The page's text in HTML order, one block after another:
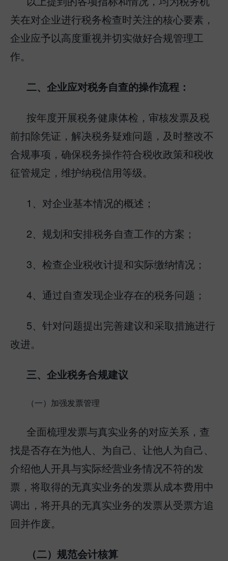
关在对企业进行税务检查时关注的核心要素，
企业应予以高度重视并切实做好合规管理工
作。
二、企业应对税务自查的操作流程：
按年度开展税务健康体检，审核发票及税
前扣除凭证，解决税务疑难问题，及时整改不
合规事项，确保税务操作符合税收政策和税收
征管规定，维护纳税信用等级。
1、对企业基本情况的概述；
2、规划和安排税务自查工作的方案；
3、检查企业税收计提和实际缴纳情况；
4、通过自查发现企业存在的税务问题；
5、针对问题提出完善建议和采取措施进行
改进。
三、企业税务合规建议
（一）加强发票管理
全面梳理发票与真实业务的对应关系，查
找是否存在为他人、为自己、让他人为自己、
介绍他人开具与实际经营业务情况不符的发
票，将取得的无真实业务的发票从成本费用中
调出，将开具的无真实业务的发票从受票方追
回并作废。
（二）规范会计核算